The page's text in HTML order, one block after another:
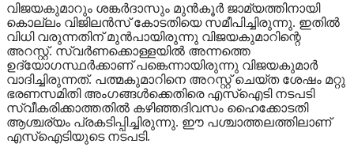
വിജയകുമാറും ശങ്കര്‍ദാസും മുന്‍കൂര്‍ ജാമ്യത്തിനായി
കൊല്ലം വിജിലന്‍സ് കോടതിയെ സമീപിച്ചിരുന്നു. ഇതില്‍
വിധി വരുന്നതിന് മുന്‍പായിരുന്നു വിജയകുമാറിന്റെ
അറസ്റ്റ്. സ്വര്‍ണക്കൊള്ളയില്‍ അന്നത്തെ
ഉദ്യോഗസ്ഥര്‍ക്കാണ് പങ്കെന്നായിരുന്നു വിജയകുമാര്‍
വാദിച്ചിരുന്നത്. പത്മകുമാറിനെ അറസ്റ്റ് ചെയ്ത ശേഷം മറ്റു
ഭരണസമിതി അംഗങ്ങള്‍ക്കെതിരെ എസ്‌ഐടി നടപടി
സ്വീകരിക്കാത്തതില്‍ കഴിഞ്ഞദിവസം ഹൈക്കോടതി
ആശ്ചര്യം പ്രകടിപ്പിച്ചിരുന്നു. ഈ പശ്ചാത്തലത്തിലാണ്
എസ്‌ഐടിയുടെ നടപടി.